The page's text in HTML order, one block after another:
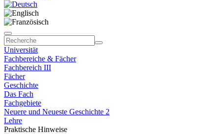
Universität
Fachbereiche & Fächer
Fachbereich III
Fächer
Geschichte
Das Fach
Fachgebiete
Neuere und Neueste Geschichte 2
Lehre
Praktische Hinweise